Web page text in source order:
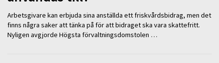
Arbetsgivare kan erbjuda sina anställda ett friskvårdsbidrag, men det
finns några saker att tänka på för att bidraget ska vara skattefritt.
Nyligen avgjorde Högsta förvaltningsdomstolen …